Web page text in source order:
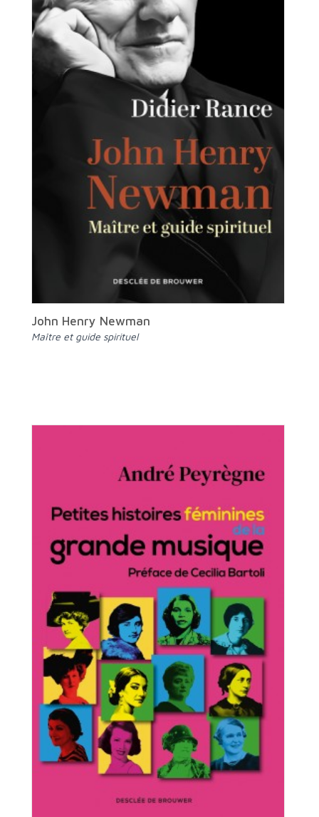
John Henry Newman
Maître et guide spirituel